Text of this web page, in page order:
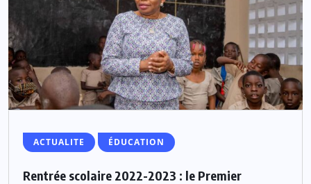
ACTUALITE ÉDUCATION
Rentrée scolaire 2022-2023 : le Premier